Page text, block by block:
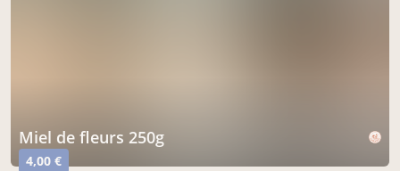
miel de fleurs 250g
4,00 €